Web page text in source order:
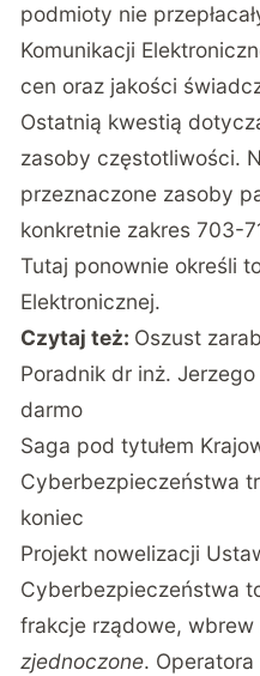
podmioty nie
Komunikacji
cen oraz jakości
Ostatnią kwestią
zasoby częstotliwości.
przeznaczone zasoby
konkretnie zakres 703-
Tutaj ponownie określi
Elektronicznej.
Czytaj też: Oszust
Poradnik dr inż.
darmo
Saga pod tytułem
Cyberbezpieczeństwa
koniec
Projekt nowelizacji
Cyberbezpieczeństwa
frakcje rządowe,
zjednoczone.